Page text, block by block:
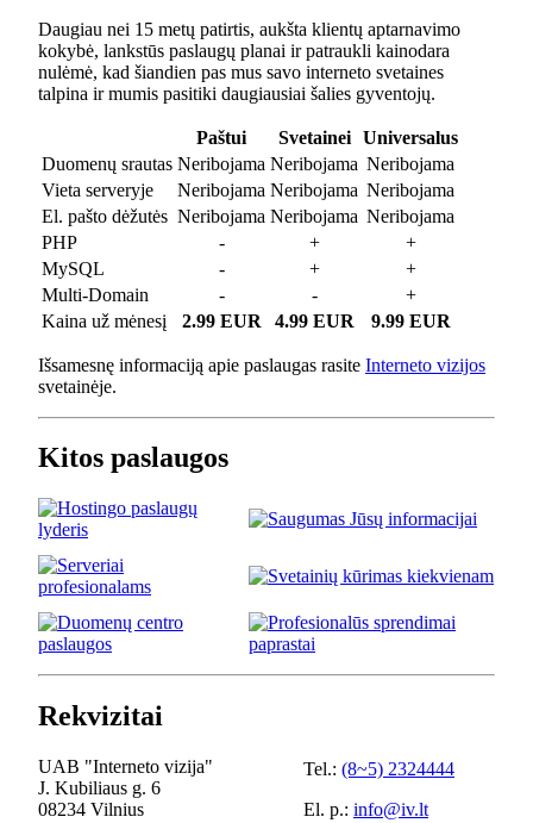
Daugiau nei 15 metų patirtis, aukšta klientų aptarnavimo
kokybė, lankstūs paslaugų planai ir patraukli kainodara
nulėmė, kad šiandien pas mus savo interneto svetaines
talpina ir mumis pasitiki daugiausiai šalies gyventojų.
Paštui Svetainei
Universalus
Duomenų srautas Neribojama Neribojama Neribojama
Vieta serveryje
Neribojama Neribojama Neribojama
El. pašto dėžutės Neribojama Neribojama Neribojama
PHP
- +
+
MySQL
- +
+
Multi-Domain
- -
+
Kaina už mėnesį
2.99 EUR 4.99 EUR 9.99 EUR
Išsamesnę informaciją apie paslaugas rasite Interneto vizijos
svetainėje.
Kitos paslaugos
Rekvizitai
UAB "Interneto vizija"
J. Kubiliaus g. 6
08234 Vilnius
Tel.: (8~5) 2324444
El. p.: info@iv.lt